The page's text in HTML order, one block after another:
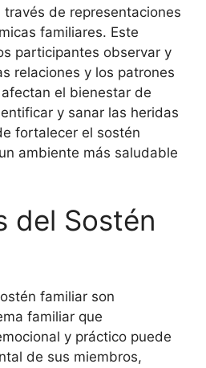
de representaciones
familiares. Este
participantes observar y
relaciones y los patrones
el bienestar de
y sanar las heridas
fortalecer el sostén
ambiente más saludable
del Sostén
familiar son
familiar que
y práctico puede
de sus miembros,